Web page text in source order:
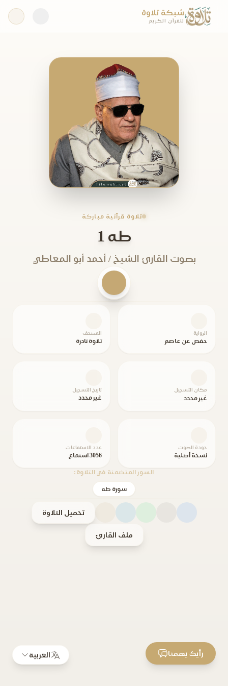
شبكة تلاوة
للقرآن الكريم
تلاوة قرآنية مباركة
طه 1
بصوت القارئ الشيخ / أحمد أبو المعاطي
الرواية
حفص عن عاصم
المصحف
تلاوة نادرة
مكان التسجيل
غير محدد
تاريخ التسجيل
غير محدد
جودة الصوت
نسخة أصلية
عدد الاستماعات
3056 استماع
السور المتضمنة في التلاوة:
سورة طه
تحميل التلاوة
ملف القارئ
العربية رأيك يهمنا